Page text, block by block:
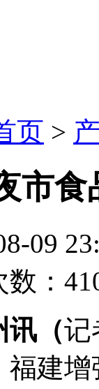
页 >
市食
09
数：
讯（记
建